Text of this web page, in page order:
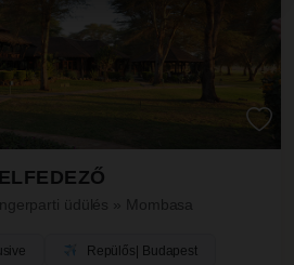
üdülés » Mombasa
Repülős| Budapest